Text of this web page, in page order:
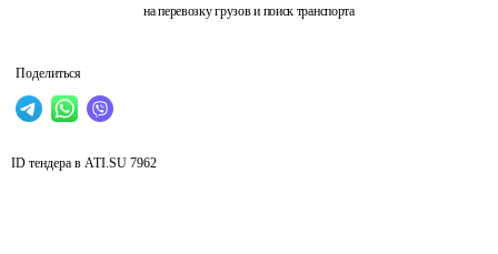
на перевозку грузов и поиск транспорта
Поделиться
ID тендера в ATI.SU 7962